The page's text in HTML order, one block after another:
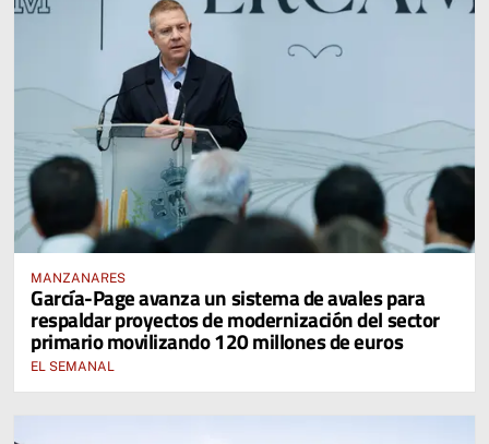
MANZANARES
García-Page avanza un sistema de avales para
respaldar proyectos de modernización del sector
primario movilizando 120 millones de euros
EL SEMANAL